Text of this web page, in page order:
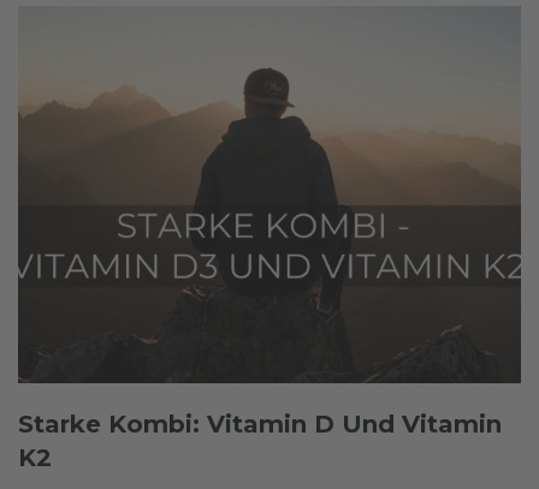
Starke Kombi: Vitamin D Und Vitamin
K2